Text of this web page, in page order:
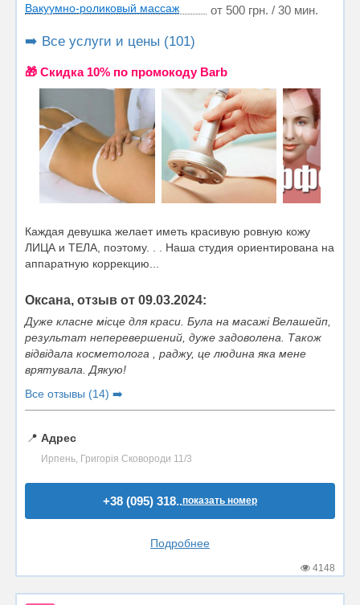
Вакуумно-роликовый массаж от 500 грн. / 30 мин.
➡️ Все услуги и цены (101)
🎁 Cкидка 10% по промокоду Barb
Каждая девушка желает иметь красивую ровную кожу
ЛИЦА и ТЕЛА, поэтому. . . Наша студия ориентирована на
аппаратную коррекцию...
Оксана, отзыв от 09.03.2024:
Дуже класне місце для краси. Була на масажі Велашейп,
результат неперевершений, дуже задоволена. Також
відвідала косметолога , раджу, це людина яка мене
врятувала. Дякую!
Все отзывы (14) ➡️
📍 Адрес
Ирпень, Григорія Сковороди 11/3
+38 (095) 318..показать номер
Подробнее
4148